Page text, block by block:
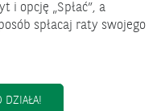
i opcję „Spłać”, a
spłacaj raty swojego
DZIAŁA!OTWIERA SIĘ W NOWYM